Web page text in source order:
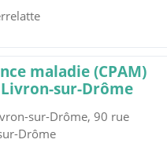
maladie (CPAM)
sur-Drôme
sur-Drôme, 90 rue
Drôme